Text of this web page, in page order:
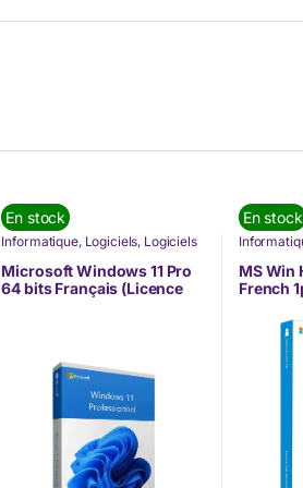
En stock
Informatique, Logiciels, Logiciels
& Systèmes d'Exploitation
Microsoft,Nos Marques,
Systèmes d'Exploitation
(Windows, Linux)
Microsoft Windows 11 Pro
64 bits Français (Licence
En stock
&
Microsoft ,
MS Win
French